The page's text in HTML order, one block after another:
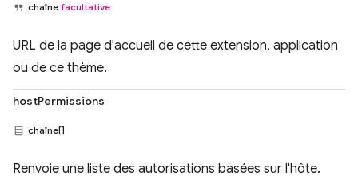
chaîne facultative
URL de la page d'accueil de cette extension, application
ou de ce thème.
hostPermissions
chaîne[]
Renvoie une liste des autorisations basées sur l'hôte.